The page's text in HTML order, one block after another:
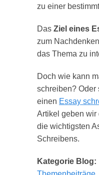
zu einer
Das Ziel eines
zum
das Thema zu
Doch wie kann
schreiben? Oder
einen Essay
Artikel geben
die wichtigsten
Schreibens.
Kategorie Blog: